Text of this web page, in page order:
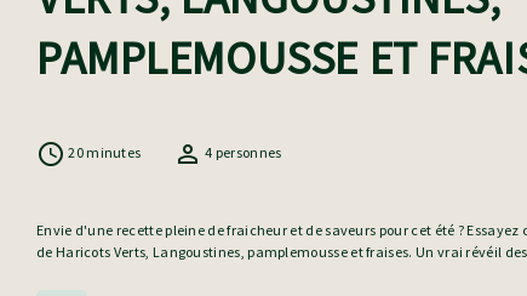
PAMPLEMOUSSE ET
20 minutes 4 personnes
Envie d'une recette pleine de fraicheur et de saveurs pour cet été ?
de Haricots Verts, Langoustines, pamplemousse et fraises. Un vrai révéil